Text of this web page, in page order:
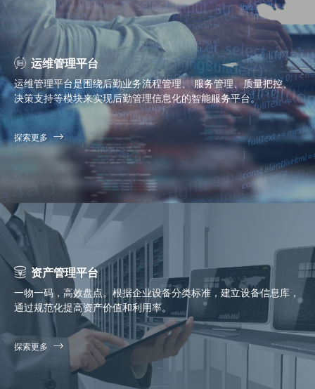
运维管理平台
运维管理平台是围绕后勤业务流程管理、 服务管理、质量把控、
决策支持等模块来实现后勤管理信息化的智能服务平台。
探索更多
资产管理平台
一物一码，高效盘点。根据企业设备分类标准，建立设备信息库，
通过规范化提高资产价值和利用率。
探索更多